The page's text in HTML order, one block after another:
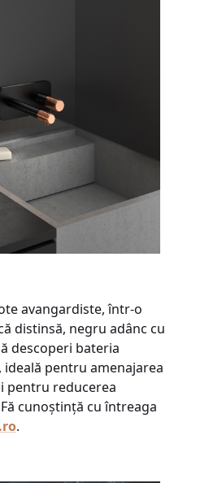
avangardiste, într-o
distinsă, negru adânc cu
descoperi bateria
, ideală pentru amenajarea
pentru reducerea
cunoștință cu întreaga
.